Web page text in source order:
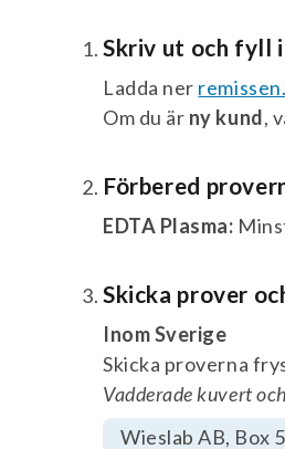
Skriv ut och fyll i
Ladda ner remissen.
Om du är ny kund,
Förbered
EDTA Plasma:
Skicka prover
Inom Sverige
Skicka proverna
Vadderade kuvert
Wieslab AB, Box